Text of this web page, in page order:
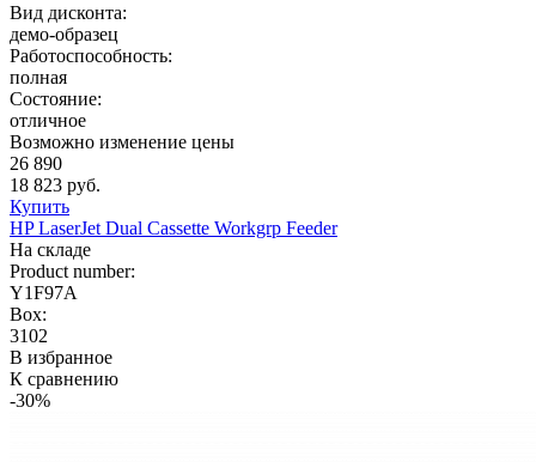
Вид дисконта:
демо-образец
Работоспособность:
полная
Состояние:
отличное
Возможно изменение цены
26 890
18 823 руб.
Купить
HP LaserJet Dual Cassette Workgrp Feeder
На складе
Product number:
Y1F97A
Box:
3102
В избранное
К сравнению
-30%